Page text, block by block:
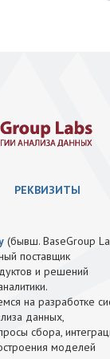
РЕКВИЗИТЫ
(бывш. BaseGroup
поставщик
и решений
на разработке
данных,
сбора,
моделей